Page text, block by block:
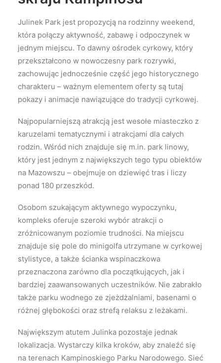
Julinek Park jest propozycją na rodzinny weekend,
która połączy aktywność, zabawę i odpoczynek w
jednym miejscu. To dawny ośrodek cyrkowy, który
przekształcono w nowoczesny park rozrywki,
zachowując jednocześnie część jego historycznego
charakteru – ważnym elementem oferty są tutaj
pokazy i animacje nawiązujące do tradycji cyrkowej.
Najpopularniejszą atrakcją jest wesołe miasteczko z
karuzelami tematycznymi i atrakcjami dla całych
rodzin. Wśród nich znajduje się m.in. park linowy,
który jest jednym z największych tego typu obiektów
na Mazowszu – obejmuje on dziewięć tras i liczy
ponad 180 przeszkód.
Osobom szukającym aktywnego wypoczynku,
kompleks oferuje szeroki wybór atrakcji o
zróżnicowanym poziomie trudności. Na miejscu
znajduje się pole do minigolfa utrzymane w cyrkowej
stylistyce, a także ścianka wspinaczkowa
przeznaczona zarówno dla początkujących, jak i
bardziej zaawansowanych uczestników. Nie zabrakło
także parku wodnego ze zjeżdżalniami, basenami o
różnej głębokości oraz strefą relaksu z leżakami.
Największym atutem Julinka pozostaje jednak
lokalizacja. Wystarczy kilka kroków, aby znaleźć się
na terenach Kampinoskiego Parku Narodowego. Sieć